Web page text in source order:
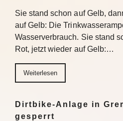
Sie stand schon auf Gelb,
auf Gelb: Die
Wasserverbrauch. Sie stand
Rot, jetzt wieder auf Gelb:…
Weiterlesen
Dirtbike-Anlage in
gesperrt